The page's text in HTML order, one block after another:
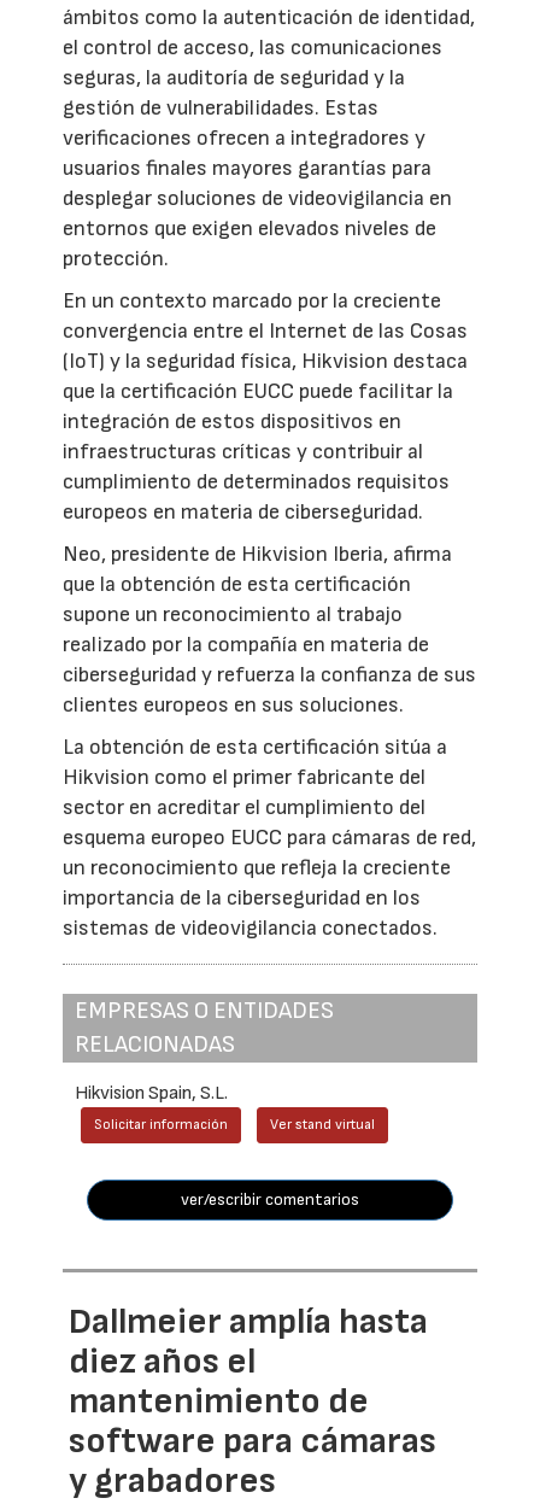
ámbitos como la autenticación de identidad,
el control de acceso, las comunicaciones
seguras, la auditoría de seguridad y la
gestión de vulnerabilidades. Estas
verificaciones ofrecen a integradores y
usuarios finales mayores garantías para
desplegar soluciones de videovigilancia en
entornos que exigen elevados niveles de
protección.
En un contexto marcado por la creciente
convergencia entre el Internet de las Cosas
(IoT) y la seguridad física, Hikvision destaca
que la certificación EUCC puede facilitar la
integración de estos dispositivos en
infraestructuras críticas y contribuir al
cumplimiento de determinados requisitos
europeos en materia de ciberseguridad.
Neo, presidente de Hikvision Iberia, afirma
que la obtención de esta certificación
supone un reconocimiento al trabajo
realizado por la compañía en materia de
ciberseguridad y refuerza la confianza de sus
clientes europeos en sus soluciones.
La obtención de esta certificación sitúa a
Hikvision como el primer fabricante del
sector en acreditar el cumplimiento del
esquema europeo EUCC para cámaras de red,
un reconocimiento que refleja la creciente
importancia de la ciberseguridad en los
sistemas de videovigilancia conectados.
EMPRESAS O ENTIDADES
RELACIONADAS
Hikvision Spain, S.L.
Solicitar información Ver stand virtual
ver/escribir comentarios
Dallmeier amplía hasta
diez años el
mantenimiento de
software para cámaras
y grabadores